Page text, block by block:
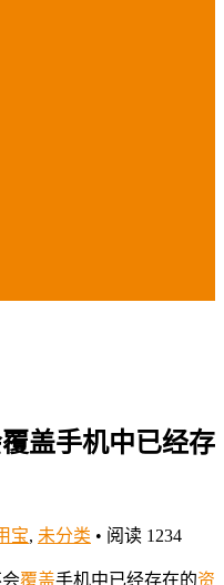
盖手机中已经存
宝, 未分类 • 阅读 1234
覆盖手机中已经存在的资